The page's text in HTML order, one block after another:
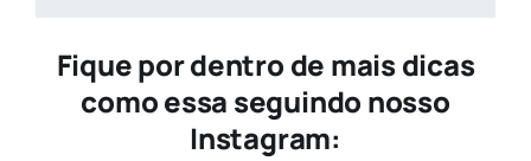
Fique por dentro de mais dicas
como essa seguindo nosso
Instagram: